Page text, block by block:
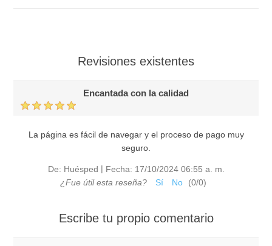
Revisiones existentes
Encantada con la calidad
La página es fácil de navegar y el proceso de pago muy
seguro.
De: Huésped | Fecha: 17/10/2024 06:55 a. m.
¿Fue útil esta reseña?
Sí No (0/0)
Escribe tu propio comentario